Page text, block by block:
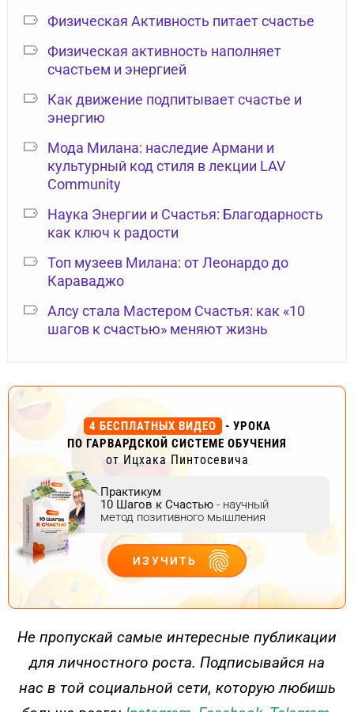
Физическая Активность питает счастье
Физическая активность наполняет
счастьем и энергией
Как движение подпитывает счастье и
энергию
Мода Милана: наследие Армани и
культурный код стиля в лекции LAV
Community
Наука Энергии и Счастья: Благодарность
как ключ к радости
Топ музеев Милана: от Леонардо до
Караваджо
Алсу стала Мастером Счастья: как «10
шагов к счастью» меняют жизнь
4 БЕСПЛАТНЫХ ВИДЕО
- УРОКА
ПО ГАРВАРДСКОЙ СИСТЕМЕ ОБУЧЕНИЯ
от Ицхака Пинтосевича
Практикум
10 Шагов к Счастью - научный
метод позитивного мышления
ИЗУЧИТЬ
ДЕЙСТВУЙ
Не пропускай самые интересные публикации
для личностного роста. Подписывайся на
нас в той социальной сети, которую любишь